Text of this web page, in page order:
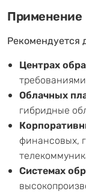
Применение
Рекомендуется
Центрах
Облачных
гибридные
финансовых,
Системах